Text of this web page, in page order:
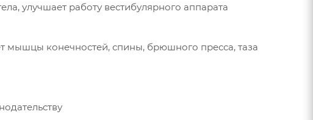
улучшает работу вестибулярного аппарата
мышцы конечностей, спины, брюшного пресса, таза